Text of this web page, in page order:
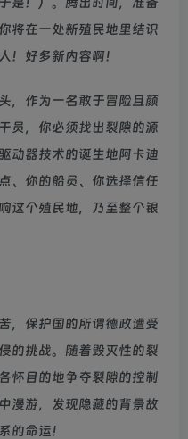
将在一处新殖民地里结识
！好多新内容啊！
，作为一名敢于冒险且颜
员，你必须找出裂隙的源
动器技术的诞生地阿卡迪
、你的船员、你选择信任
这个殖民地，乃至整个银
，保护国的所谓德政遭受
的挑战。随着毁灭性的裂
怀目的地争夺裂隙的控制
漫游，发现隐藏的背景故
的命运！